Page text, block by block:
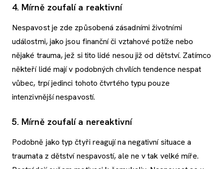
4. Mírně zoufalí a reaktivní
Nespavost je zde způsobená zásadními životními
událostmi, jako jsou finanční či vztahové potíže nebo
nějaké trauma, jež si tito lidé nesou již od dětství. Zatímco
někteří lidé mají v podobných chvílích tendence nespat
vůbec, trpí jedinci tohoto čtvrtého typu pouze
intenzivnější nespavostí.
5. Mírně zoufalí a nereaktivní
Podobně jako typ čtyři reagují na negativní situace a
traumata z dětství nespavostí, ale ne v tak velké míře.